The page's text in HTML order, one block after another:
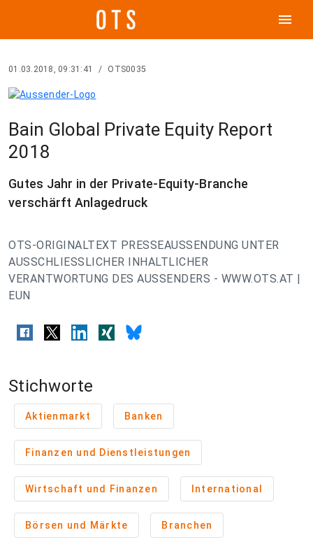
menu
01.03.2018, 09:31:41 / OTS0035
Bain Global Private Equity Report
2018
Gutes Jahr in der Private-Equity-Branche
verschärft Anlagedruck
OTS-ORIGINALTEXT PRESSEAUSSENDUNG UNTER
AUSSCHLIESSLICHER INHALTLICHER
VERANTWORTUNG DES AUSSENDERS - WWW.OTS.AT |
EUN
Stichworte
Aktienmarkt Banken
Finanzen und Dienstleistungen
Wirtschaft und Finanzen International
Börsen und Märkte Branchen